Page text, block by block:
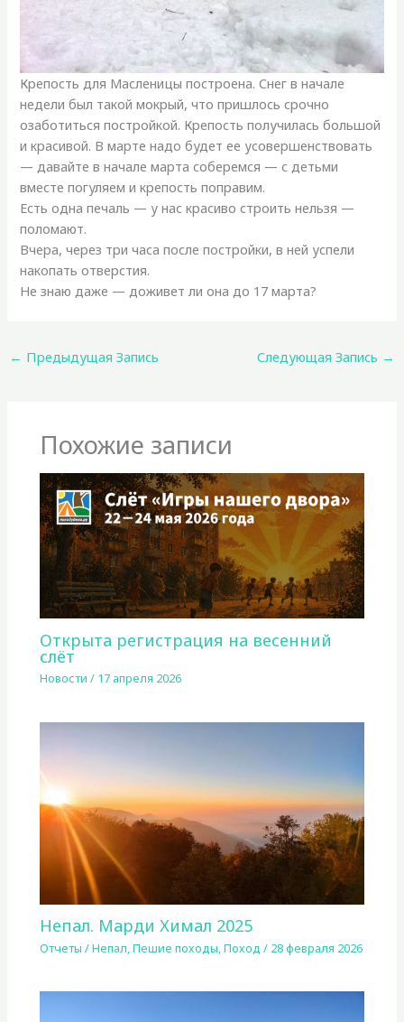
Крепость для Масленицы построена. Снег в начале
недели был такой мокрый, что пришлось срочно
озаботиться постройкой. Крепость получилась большой
и красивой. В марте надо будет ее усовершенствовать
— давайте в начале марта соберемся — с детьми
вместе погуляем и крепость поправим.
Есть одна печаль — у нас красиво строить нельзя —
поломают.
Вчера, через три часа после постройки, в ней успели
накопать отверстия.
Не знаю даже — доживет ли она до 17 марта?
← Предыдущая Запись Следующая Запись →
Похожие записи
Открыта регистрация на весенний
слёт
Новости / 17 апреля 2026
Непал. Марди Химал 2025
Отчеты /Непал,Пешие походы,Поход / 28 февраля 2026